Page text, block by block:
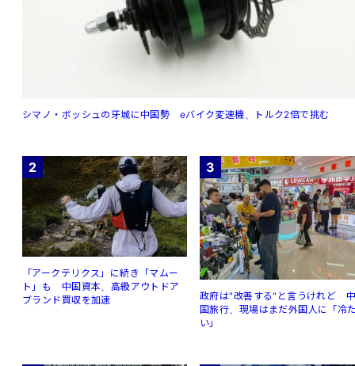
シマノ・ボッシュの牙城に中国勢 eバイク変速機、トルク2倍で挑む
2
「アークテリクス」に続き「マムー
ト」も 中国資本、高級アウトドア
ブランド買収を加速
3
政府は"改善する"と言うけれど
国旅行、現場はまだ外国人に「冷
い」